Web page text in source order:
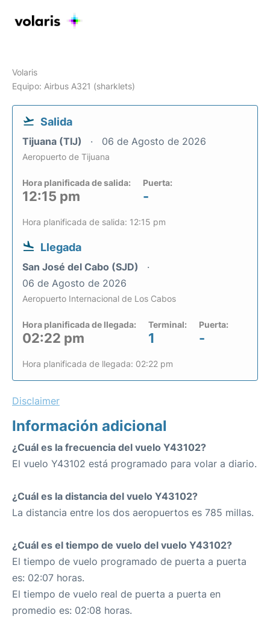
Volaris
Equipo: Airbus A321 (sharklets)
Salida
Tijuana (TIJ) 06 de Agosto de 2026
Aeropuerto de Tijuana
Hora planificada de salida:
12:15 pm
Puerta:
-
Hora planificada de salida: 12:15 pm
Llegada
San José del Cabo (SJD)
06 de Agosto de 2026
Aeropuerto Internacional de Los Cabos
Hora planificada de llegada:
02:22 pm
Terminal:
1
Puerta:
-
Hora planificada de llegada: 02:22 pm
Disclaimer
Información adicional
¿Cuál es la frecuencia del vuelo Y43102?
El vuelo Y43102 está programado para volar a diario.
¿Cuál es la distancia del vuelo Y43102?
La distancia entre los dos aeropuertos es 785 millas.
¿Cuál es el tiempo de vuelo del vuelo Y43102?
El tiempo de vuelo programado de puerta a puerta
es: 02:07 horas.
El tiempo de vuelo real de puerta a puerta en
promedio es: 02:08 horas.